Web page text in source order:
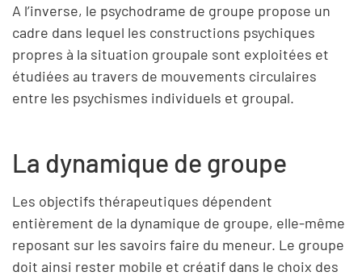
A l’inverse, le psychodrame de groupe propose un
cadre dans lequel les constructions psychiques
propres à la situation groupale sont exploitées et
étudiées au travers de mouvements circulaires
entre les psychismes individuels et groupal.
La dynamique de groupe
Les objectifs thérapeutiques dépendent
entièrement de la dynamique de groupe, elle-même
reposant sur les savoirs faire du meneur. Le groupe
doit ainsi rester mobile et créatif dans le choix des